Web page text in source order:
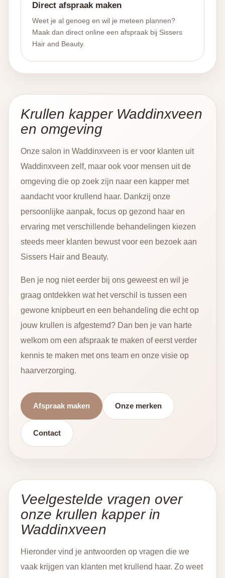
Direct afspraak maken
Weet je al genoeg en wil je meteen plannen?
Maak dan direct online een afspraak bij Sissers
Hair and Beauty.
Krullen kapper Waddinxveen
en omgeving
Onze salon in Waddinxveen is er voor klanten uit
Waddinxveen zelf, maar ook voor mensen uit de
omgeving die op zoek zijn naar een kapper met
aandacht voor krullend haar. Dankzij onze
persoonlijke aanpak, focus op gezond haar en
ervaring met verschillende behandelingen kiezen
steeds meer klanten bewust voor een bezoek aan
Sissers Hair and Beauty.
Ben je nog niet eerder bij ons geweest en wil je
graag ontdekken wat het verschil is tussen een
gewone knipbeurt en een behandeling die echt op
jouw krullen is afgestemd? Dan ben je van harte
welkom om een afspraak te maken of eerst verder
kennis te maken met ons team en onze visie op
haarverzorging.
Afspraak maken Onze merken
Contact
Veelgestelde vragen over
onze krullen kapper in
Waddinxveen
Hieronder vind je antwoorden op vragen die we
vaak krijgen van klanten met krullend haar. Zo weet